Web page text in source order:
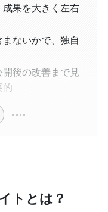
果を大きく左右
ないかで、独自
後の改善まで見
的
トとは？